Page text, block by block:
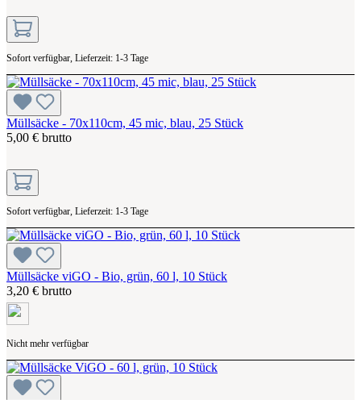
Sofort verfügbar, Lieferzeit: 1-3 Tage
Müllsäcke - 70x110cm, 45 mic, blau, 25 Stück
5,00 € brutto
Sofort verfügbar, Lieferzeit: 1-3 Tage
Müllsäcke viGO - Bio, grün, 60 l, 10 Stück
3,20 € brutto
Nicht mehr verfügbar